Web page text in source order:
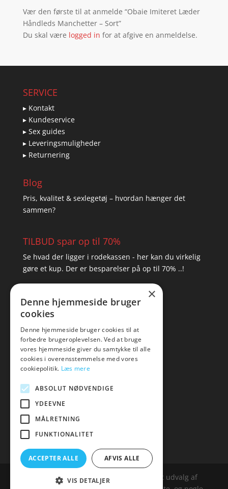
Vær den første til at anmelde “Obaie Imiteret Læder
Håndleds Manchetter – Sort”
Du skal være logged in for at afgive en anmeldelse.
SERVICE
▸ Kontakt
▸ Kundeservice
▸ Sex guides
▸ Leveringsmuligheder
▸ Returnering
Blog
Pris, kvalitet & sexlegetøj – hvordan hænger det
sammen?
TILBUD spar op til 70%
Se hvad der ligger i rodekassen - her kan du virkelig
gøre et kup. Der er besparelser på op til 70% ..!
Tlf: 7876 8672
Mail: hej@amare.dk
Amare.dk er siden, der samler et bredt udvalg af
×
Denne hjemmeside bruger
cookies
Denne hjemmeside bruger cookies til at
forbedre brugeroplevelsen. Ved at bruge
vores hjemmeside giver du samtykke til alle
cookies i overensstemmelse med vores
cookiepolitik. Læs mere
ABSOLUT NØDVENDIGE
YDEEVNE
MÅLRETNING
FUNKTIONALITET
ACCEPTER ALLE AFVIS ALLE
VIS DETALJER